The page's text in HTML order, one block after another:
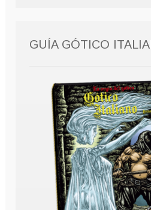
GUÍA GÓTICO